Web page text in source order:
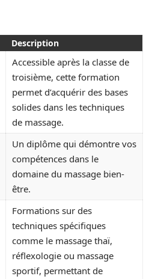
Description
Accessible après la classe de
troisième, cette formation
permet d’acquérir des bases
solides dans les techniques
de massage.
Un diplôme qui démontre vos
compétences dans le
domaine du massage bien-
être.
Formations sur des
techniques spécifiques
comme le massage thaï,
réflexologie ou massage
sportif, permettant de